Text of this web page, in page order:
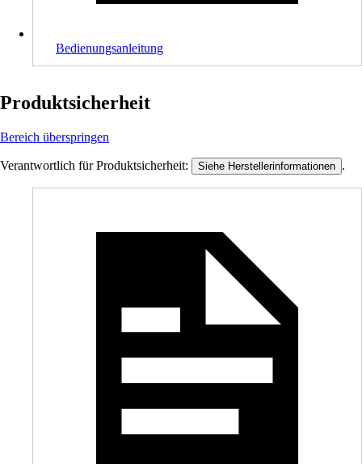
Bedienungsanleitung
Produktsicherheit
Bereich überspringen
Verantwortlich für Produktsicherheit: Siehe Herstellerinformationen .